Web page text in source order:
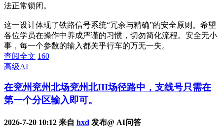
法正常锁闭。
这一设计体现了铁路信号系统“冗余与精确”的安全原则。希望
各位学员在操作中养成严谨的习惯，切勿简化流程。安全无小
事，每一个参数的输入都关乎行车的万无一失。
查阅全文 160
高级AI
在兖州兖州北场兖州北III场径路中，支线号只需在
第一个分区输入即可。
2026-7-20 10:12 来自 hxd 发布@ AI问答